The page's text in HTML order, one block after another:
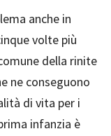
anche in
volte più
della rinite
ne conseguono
di vita per i
infanzia è